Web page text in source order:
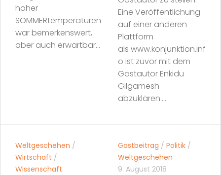
hoher
SOMMERtemperaturen
war bemerkenswert,
aber auch erwartbar...
Eine Veröffentlichung
auf einer anderen
Plattform
als www.konjunktion.inf
o ist zuvor mit dem
Gastautor Enkidu
Gilgamesh
abzuklären....
Weltgeschehen /
Wirtschaft /
Wissenschaft
Gastbeitrag / Politik /
Weltgeschehen
9. August 2018